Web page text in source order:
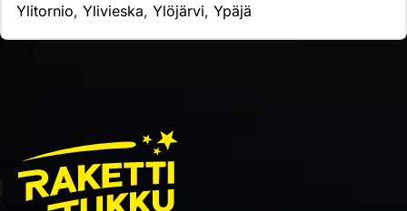
Ylitornio, Ylivieska, Ylöjärvi, Ypäjä